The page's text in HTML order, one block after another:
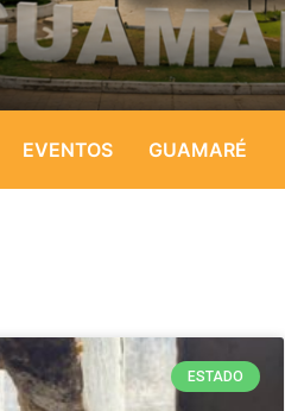
EVENTOS GUAMARÉ
ESTADO